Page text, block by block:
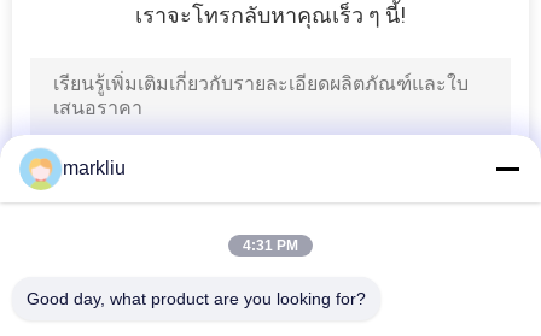
เราจะโทรกลับหาคุณเร็ว ๆ นี้!
markliu
4:31 PM
Good day, what product are you looking for?